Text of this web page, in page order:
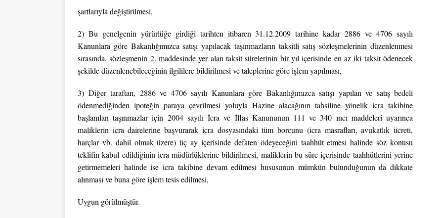
şartlarıyla değiştirilmesi,
2) Bu genelgenin yürürlüğe girdiği tarihten itibaren 31.12.2009 tarihine kadar 2886 ve 4706 sayılı
Kanunlara göre Bakanlığımızca satışı yapılacak taşınmazların taksitli satış sözleşmelerinin düzenlenmesi
sırasında, sözleşmenin 2. maddesinde yer alan taksit sürelerinin bir yıl içerisinde en az iki taksit ödenecek
şekilde düzenlenebileceğinin ilgililere bildirilmesi ve taleplerine göre işlem yapılması,
3) Diğer taraftan, 2886 ve 4706 sayılı Kanunlara göre Bakanlığımızca satışı yapılan ve satış bedeli
ödenmediğinden ipoteğin paraya çevrilmesi yoluyla Hazine alacağının tahsiline yönelik icra takibine
başlanılan taşınmazlar için 2004 sayılı İcra ve İflas Kanununun 111 ve 340 ıncı maddeleri uyarınca
maliklerin icra dairelerine başvurarak icra dosyasındaki tüm borcunu (icra masrafları, avukatlık ücreti,
harçlar vb. dahil olmak üzere) üç ay içerisinde defaten ödeyeceğini taahhüt etmesi halinde söz konusu
teklifin kabul edildiğinin icra müdürlüklerine bildirilmesi, maliklerin bu süre içerisinde taahhütlerini yerine
getirmemeleri halinde ise icra takibine devam edilmesi hususunun mümkün bulunduğunun da dikkate
alınması ve buna göre işlem tesis edilmesi,
Uygun görülmüştür.